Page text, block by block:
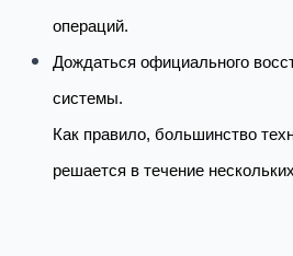
операций.
Дождаться официального
системы.
Как правило, большинство
решается в течение